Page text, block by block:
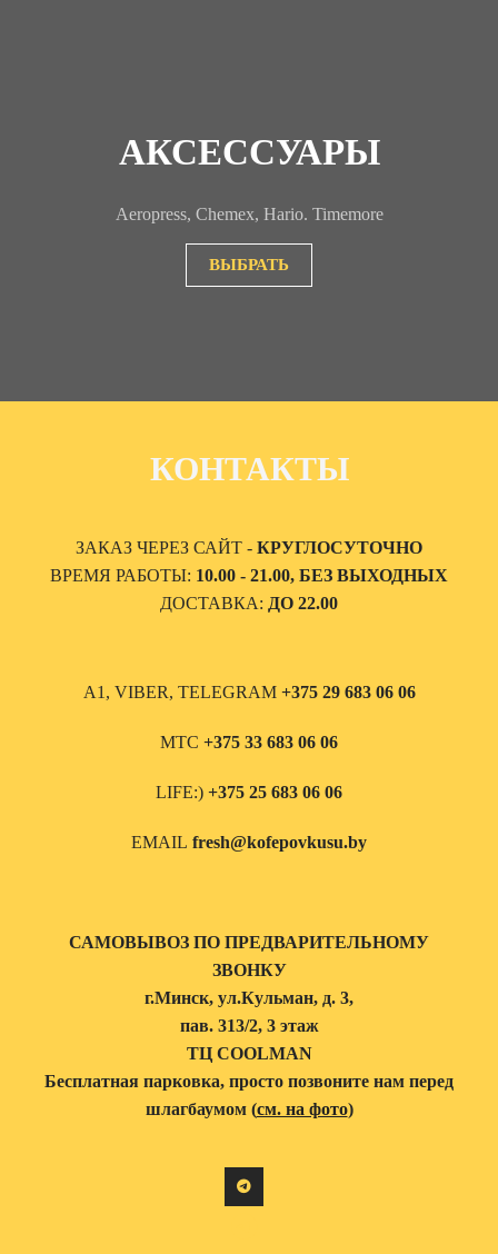
АКСЕССУАРЫ
Aeropress, Chemex, Hario. Timemore
ВЫБРАТЬ
КОНТАКТЫ
ЗАКАЗ ЧЕРЕЗ САЙТ - КРУГЛОСУТОЧНО
ВРЕМЯ РАБОТЫ: 10.00 - 21.00, БЕЗ ВЫХОДНЫХ
ДОСТАВКА: ДО 22.00
А1, VIBER, TELEGRAM +375 29 683 06 06
МТС +375 33 683 06 06
LIFE:) +375 25 683 06 06
EMAIL fresh@kofepovkusu.by
САМОВЫВОЗ ПО ПРЕДВАРИТЕЛЬНОМУ
ЗВОНКУ
г.Минск, ул.Кульман, д. 3,
пав. 313/2, 3 этаж
ТЦ COOLMAN
Бесплатная парковка, просто позвоните нам перед
шлагбаумом (см. на фото)